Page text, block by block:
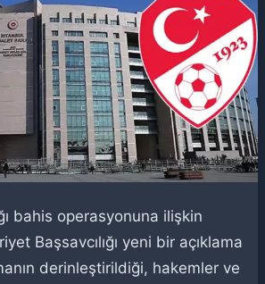
bahis operasyonuna ilişkin
Başsavcılığı yeni bir açıklama
derinleştirildiği, hakemler ve